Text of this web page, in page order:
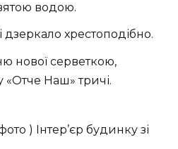
водою.
дзеркало хрестоподібно.
нової серветкою,
Наш» тричі.
) Інтер’єр будинку зі